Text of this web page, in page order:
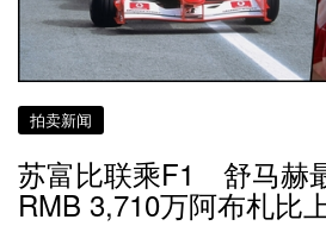
拍卖新闻
苏富比联乘F1 舒马赫
RMB 3,710万阿布札比